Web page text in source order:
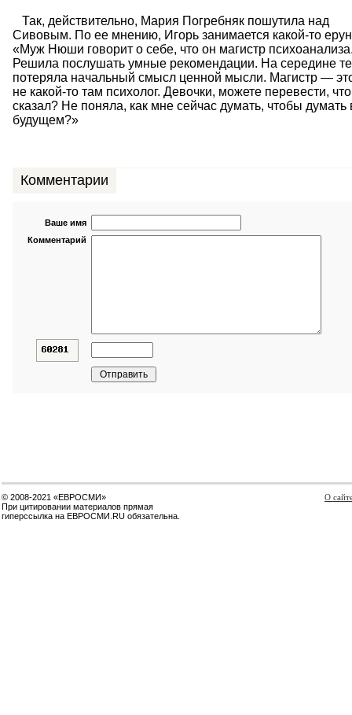
Так, действительно, Мария Погребняк пошутила над
Сивовым. По ее мнению, Игорь занимается какой-то
«Муж Нюши говорит о себе, что он магистр
Решила послушать умные рекомендации. На середине
потеряла начальный смысл ценной мысли. Магистр —
не какой-то там психолог. Девочки, можете перевести,
сказал? Не поняла, как мне сейчас думать, чтобы думать
будущем?»
Комментарии
Ваше имя
Комментарий
© 2008-2021 «ЕВРОСМИ»
При цитировании материалов прямая
гиперссылка на ЕВРОСМИ.RU обязательна.
О